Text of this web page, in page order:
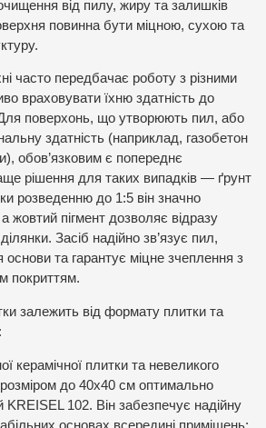
від пилу, жиру та залишків
повинна бути міцною, сухою та
часто передбачає роботу з різними
враховувати їхню здатність до
поверхонь, що утворюють пил, або
здатність (наприклад, газобетон
обов’язковим є попереднє
рішення для таких випадків — ґрунт
розведенню до 1:5 він значно
жовтий пігмент дозволяє відразу
Засіб надійно зв’язує пил,
основи та гарантує міцне зчеплення з
покриттям.
залежить від формату плитки та
керамічної плитки та невеликого
розміром до 40х40 см оптимально
KREISEL 102. Він забезпечує надійну
основах всередині приміщень;